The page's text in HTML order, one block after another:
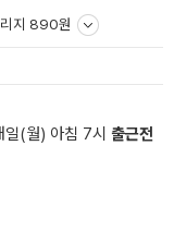
지 890원
(월) 아침 7시 출근전